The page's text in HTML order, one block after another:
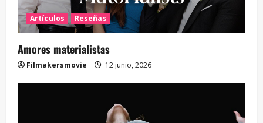
Artículos Reseñas
Amores materialistas
Filmakersmovie 12 junio, 2026